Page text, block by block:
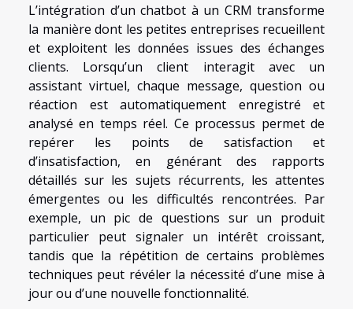
L’intégration d’un chatbot à un CRM transforme
la manière dont les petites entreprises recueillent
et exploitent les données issues des échanges
clients. Lorsqu’un client interagit avec un
assistant virtuel, chaque message, question ou
réaction est automatiquement enregistré et
analysé en temps réel. Ce processus permet de
repérer les points de satisfaction et
d’insatisfaction, en générant des rapports
détaillés sur les sujets récurrents, les attentes
émergentes ou les difficultés rencontrées. Par
exemple, un pic de questions sur un produit
particulier peut signaler un intérêt croissant,
tandis que la répétition de certains problèmes
techniques peut révéler la nécessité d’une mise à
jour ou d’une nouvelle fonctionnalité.